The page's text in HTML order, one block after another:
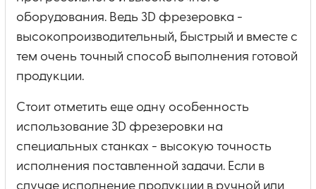
оборудования. Ведь 3D фрезеровка -
высокопроизводительный, быстрый и вместе с
тем очень точный способ выполнения готовой
продукции.
Стоит отметить еще одну особенность
использование 3D фрезеровки на
специальных станках - высокую точность
исполнения поставленной задачи. Если в
случае исполнение продукции в ручной или